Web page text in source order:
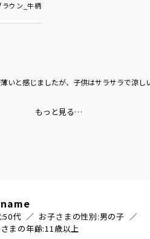
ウン_牛柄
いと感じましたが、子供はサラサラで涼し
もっと見る…
50代 お子さまの性別:男の子
まの年齢:11歳以上